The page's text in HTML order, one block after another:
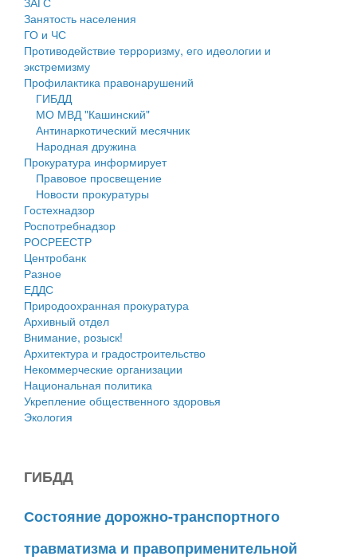
Оценка регулирующего воздействия
Деятельность МУ
Нормативы градостроительного проектирования
Правила землепользования и застройки
Генеральные планы
Проекты планировки территории
Собрание депутатов
Городское поселение
Сельские поселения
Занятость населения
ГО и ЧС
Противодействие терроризму, его идеологии и
экстремизму
Профилактика правонарушений
ГИБДД
МО МВД "Кашинский"
Антинаркотический месячник
Народная дружина
Прокуратура информирует
Правовое просвещение
Новости прокуратуры
Гостехнадзор
Роспотребнадзор
РОСРЕЕСТР
Центробанк
Разное
ЕДДС
Природоохранная прокуратура
Архивный отдел
Внимание, розыск!
Архитектура и градостроительство
Некоммерческие организации
Национальная политика
Укрепление общественного здоровья
Экология
ГИБДД
Состояние дорожно-транспортного
травматизма и правоприменительной